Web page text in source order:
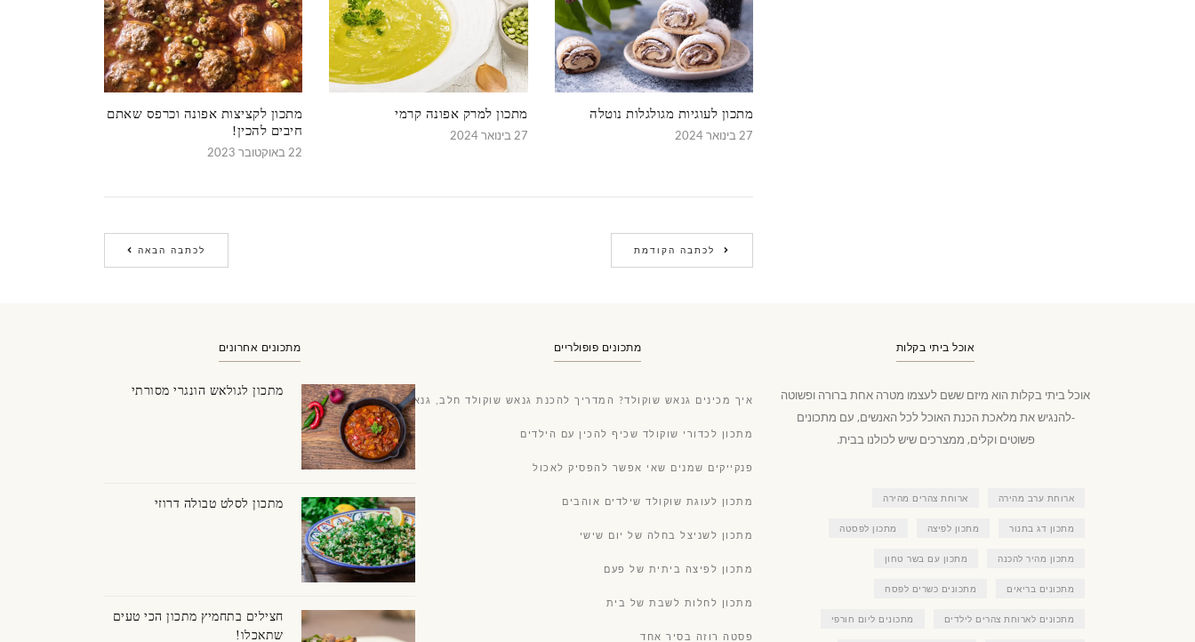
מתכון לעוגיות מגולגלות נוטלה
27 בינואר 2024
מתכון למרק אפונה קרמי
27 בינואר 2024
מתכון לקציצות אפונה וכרפס שאתם
חיבים להכין!
22 באוקטובר 2023
לכתבה הקודמת לכתבה הבאה
אוכל ביתי בקלות
אוכל ביתי בקלות הוא מיזם ששם לעצמו מטרה אחת ברורה ופשוטה
-להנגיש את מלאכת הכנת האוכל לכל האנשים, עם מתכונים
פשוטים וקלים, ממצרכים שיש לכולנו בבית.
ארוחת ערב מהירה ארוחת צהרים מהירה
מתכון דג בתנור מתכון לפיצה מתכון לפסטה
מתכון מהיר להכנה מתכון עם בשר טחון
מתכונים בריאים מתכונים כשרים לפסח
מתכונים לארוחת צהרים לילדים מתכונים ליום חורפי
מתכונים פופולריים
איך מכינים גנאש שוקולד? המדריך להכנת גנאש שוקולד חלב, גנאש שוקולד לבן ומריר
מתכון לכדורי שוקולד שכיף להכין עם הילדים
פנקייקים שמנים שאי אפשר להפסיק לאכול
מתכון לעוגת שוקולד שילדים אוהבים
מתכון לשניצל בחלה של יום שישי
מתכון לפיצה ביתית של פעם
מתכון לחלות לשבת של בית
פסטה רוזה בסיר אחד
מתכונים אחרונים
מתכון לגולאש הונגרי מסורתי
מתכון לסלט טבולה דרוזי
חצילים בתחמיץ מתכון הכי טעים
שתאכלו!